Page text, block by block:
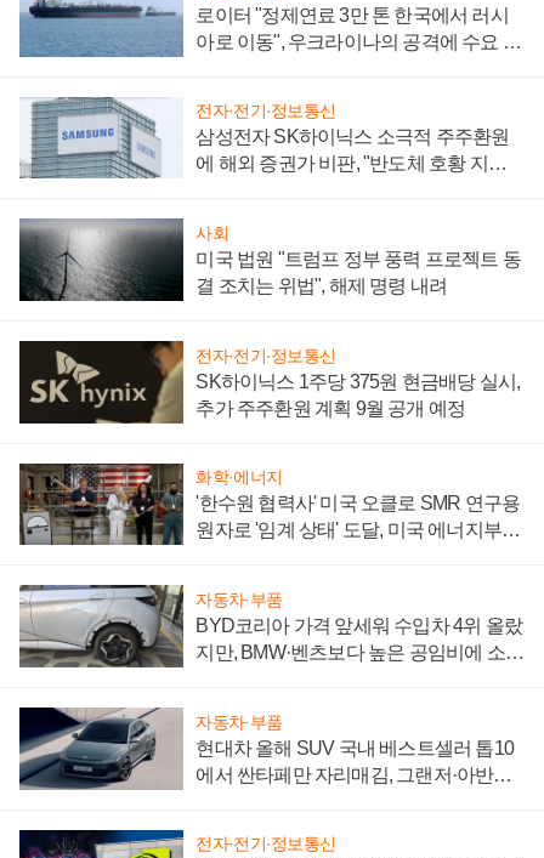
로이터 "정제연료 3만 톤 한국에서 러시
아로 이동", 우크라이나의 공격에 수요 늘
전자·전기·정보통신
삼성전자 SK하이닉스 소극적 주주환원
에 해외 증권가 비판, "반도체 호황 지속
사회
미국 법원 "트럼프 정부 풍력 프로젝트 동
결 조치는 위법", 해제 명령 내려
전자·전기·정보통신
SK하이닉스 1주당 375원 현금배당 실시,
추가 주주환원 계획 9월 공개 예정
화학·에너지
'한수원 협력사' 미국 오클로 SMR 연구용
원자로 '임계 상태' 도달, 미국 에너지부
자동차·부품
BYD코리아 가격 앞세워 수입차 4위 올랐
지만, BMW·벤츠보다 높은 공임비에 소비
자동차·부품
현대차 올해 SUV 국내 베스트셀러 톱10
에서 싼타페만 자리매김, 그랜저·아반떼
전자·전기·정보통신